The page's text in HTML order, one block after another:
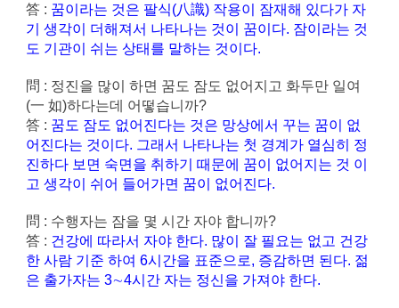
答 : 꿈이라는 것은 팔식(八識) 작용이 잠재해 있다가 자
기 생각이 더해져서 나타나는 것이 꿈이다. 잠이라는 것
도 기관이 쉬는 상태를 말하는 것이다.
問 : 정진을 많이 하면 꿈도 잠도 없어지고 화두만 일여
(一 如)하다는데 어떻습니까?
答 : 꿈도 잠도 없어진다는 것은 망상에서 꾸는 꿈이 없
어진다는 것이다. 그래서 나타나는 첫 경계가 열심히 정
진하다 보면 숙면을 취하기 때문에 꿈이 없어지는 것 이
고 생각이 쉬어 들어가면 꿈이 없어진다.
問 : 수행자는 잠을 몇 시간 자야 합니까?
答 : 건강에 따라서 자야 한다. 많이 잘 필요는 없고 건강
한 사람 기준 하여 6시간을 표준으로, 증감하면 된다. 젊
은 출가자는 3∼4시간 자는 정신을 가져야 한다.